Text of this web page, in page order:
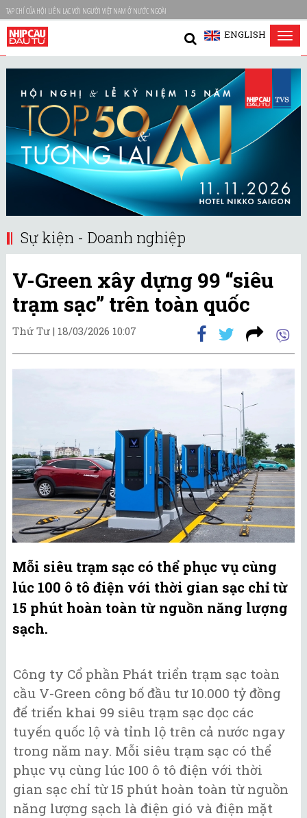
TẠP CHÍ CỦA HỘI LIÊN LẠC VỚI NGƯỜI VIỆT NAM Ở NƯỚC NGOÀI
ENGLISH
Sự kiện - Doanh nghiệp
V-Green xây dựng 99 “siêu
trạm sạc” trên toàn quốc
Thứ Tư | 18/03/2026 10:07
Mỗi siêu trạm sạc có thể phục vụ cùng
lúc 100 ô tô điện với thời gian sạc chỉ từ
15 phút hoàn toàn từ nguồn năng lượng
sạch.
Công ty Cổ phần Phát triển trạm sạc toàn
cầu V-Green công bố đầu tư 10.000 tỷ đồng
để triển khai 99 siêu trạm sạc dọc các
tuyến quốc lộ và tỉnh lộ trên cả nước ngay
trong năm nay. Mỗi siêu trạm sạc có thể
phục vụ cùng lúc 100 ô tô điện với thời
gian sạc chỉ từ 15 phút hoàn toàn từ nguồn
năng lượng sạch là điện gió và điện mặt